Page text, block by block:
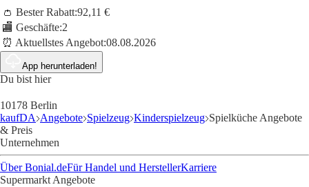
👛 Bester Rabatt:92,11 €
🏬 Geschäfte:2
⏰ Aktuellstes Angebot:08.08.2026
App herunterladen!
Du bist hier
10178 Berlin
kaufDA Angebote Spielzeug Kinderspielzeug Spielküche Angebote
& Preis
Unternehmen
Über Bonial.deFür Handel und HerstellerKarriere
Supermarkt Angebote